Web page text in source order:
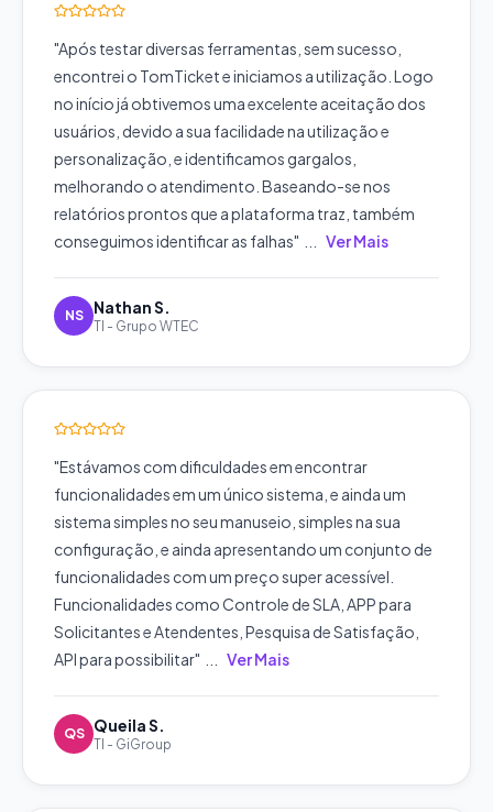
"Após testar diversas ferramentas, sem sucesso,
encontrei o TomTicket e iniciamos a utilização. Logo
no início já obtivemos uma excelente aceitação dos
usuários, devido a sua facilidade na utilização e
personalização, e identificamos gargalos,
melhorando o atendimento. Baseando-se nos
relatórios prontos que a plataforma traz, também
conseguimos identificar as falhas" Ver Mais
NS Nathan S.
TI - Grupo WTEC
"Estávamos com dificuldades em encontrar
funcionalidades em um único sistema, e ainda um
sistema simples no seu manuseio, simples na sua
configuração, e ainda apresentando um conjunto de
funcionalidades com um preço super acessível.
Funcionalidades como Controle de SLA, APP para
Solicitantes e Atendentes, Pesquisa de Satisfação,
API para possibilitar" Ver Mais
QS Queila S.
TI - GiGroup